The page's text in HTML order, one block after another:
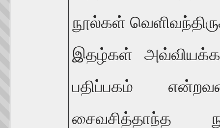
நூல்கள்
இதழ்கள்
பதிப்பகம்
சைவசித்தாந்த